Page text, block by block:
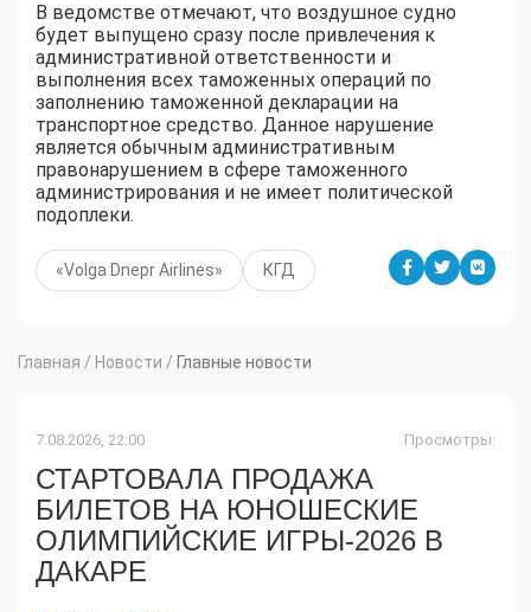
В ведомстве отмечают, что воздушное судно
будет выпущено сразу после привлечения к
административной ответственности и
выполнения всех таможенных операций по
заполнению таможенной декларации на
транспортное средство. Данное нарушение
является обычным административным
правонарушением в сфере таможенного
администрирования и не имеет политической
подоплеки.
«Volga Dnepr Airlines» КГД
Главная / Новости / Главные новости
7.08.2026, 22:00 Просмотры:
СТАРТОВАЛА ПРОДАЖА
БИЛЕТОВ НА ЮНОШЕСКИЕ
ОЛИМПИЙСКИЕ ИГРЫ-2026 В
ДАКАРЕ